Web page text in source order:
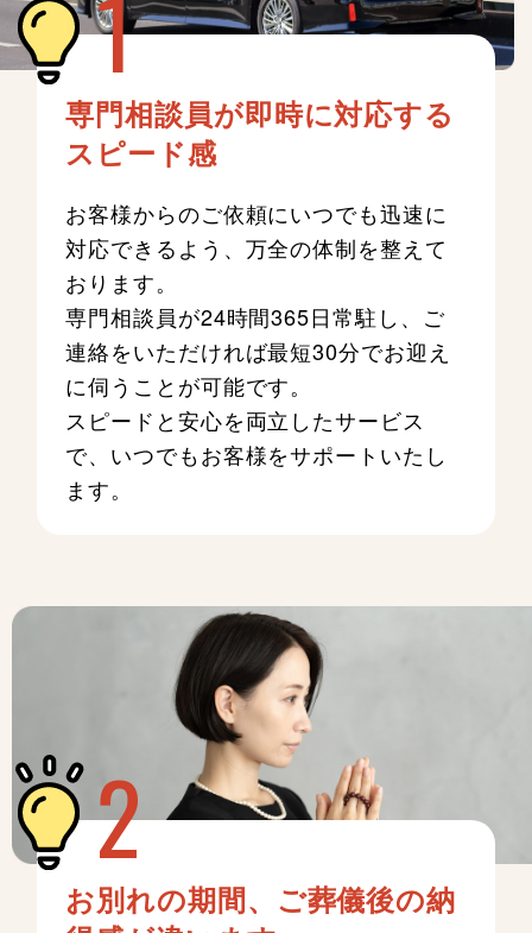
専門相談員が即時に対応する
スピード感
お客様からのご依頼にいつでも迅速に
対応できるよう、万全の体制を整えて
おります。
専門相談員が24時間365日常駐し、ご
連絡をいただければ最短30分でお迎え
に伺うことが可能です。
スピードと安心を両立したサービス
で、いつでもお客様をサポートいたし
ます。
お別れの期間、ご葬儀後の納